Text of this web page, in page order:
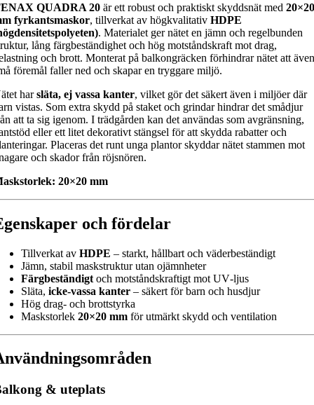
QUADRA 20 är ett robust och praktiskt skyddsnät med
fyrkantsmaskor, tillverkat av högkvalitativHDPE
. Materialet ger nätet en jämn och regelbunden
lång färgbeständighet och hög motståndskraft mot drag,
och brott. Monterat på balkongräcken förhindrar nätet att
föremål faller ned och skapar en tryggare miljö.
harsläta, ej vassa kanter, vilket gör det säkert även i miljöer där
vistas. Som extra skydd på staket och grindar hindrar det smådjur
att ta sig igenom. I trädgården kan det användas som avgränsning,
eller ett litet dekorativt stängsel för att skydda rabatter och
Placeras det runt unga plantor skyddar nätet stammen mot
och skador från röjsnören.
20×20 mm
och fördelar
Tillverkat avHDPE – starkt, hållbart och väderbeständigt
Jämn, stabil maskstruktur utan ojämnheter
Färgbeständigt och motståndskraftigt mot UV‑ljus
Släta,icke-vassa kanter – säkert för barn och husdjur
Hög drag- och brottstyrka
Maskstorlek20×20 mm för utmärkt skydd och ventilation
& uteplats